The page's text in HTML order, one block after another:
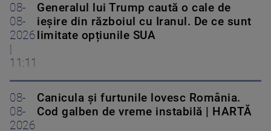
08-
08-
2026
|
11:11
Generalul lui Trump caută o cale de
ieșire din războiul cu Iranul. De ce sunt
limitate opțiunile SUA
08-
08-
2026
Canicula și furtunile lovesc România.
Cod galben de vreme instabilă | HARTĂ